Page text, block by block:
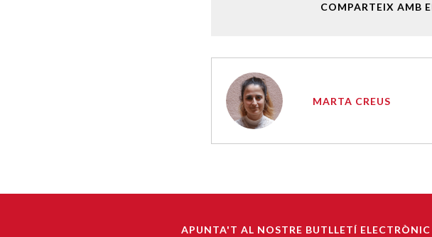
COMPARTEIX AMB
MARTA CREUS
APUNTA'T AL NOSTRE BUTLLETÍ ELECTRÒNIC